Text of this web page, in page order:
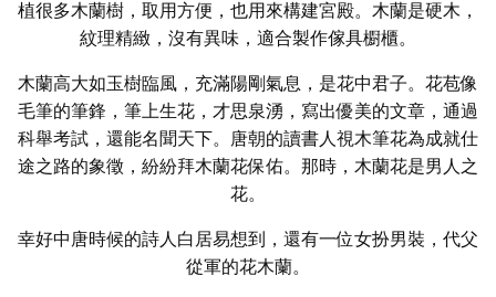
植很多木蘭樹，取用方便，也用來構建宮殿。木蘭是硬木，
紋理精緻，沒有異味，適合製作傢具櫉櫃。
木蘭高大如玉樹臨風，充滿陽剛氣息，是花中君子。花苞像
毛筆的筆鋒，筆上生花，才思泉湧，寫出優美的文章，通過
科舉考試，還能名聞天下。唐朝的讀書人視木筆花為成就仕
途之路的象徵，紛紛拜木蘭花保佑。那時，木蘭花是男人之
花。
幸好中唐時候的詩人白居易想到，還有一位女扮男裝，代父
從軍的花木蘭。